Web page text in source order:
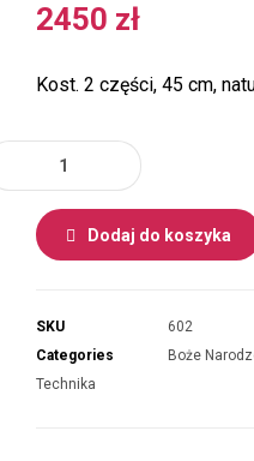
2450 zł
Kost. 2 części, 45 cm,
Dodaj do koszyka
SKU
602
Categories
Boże
Technika